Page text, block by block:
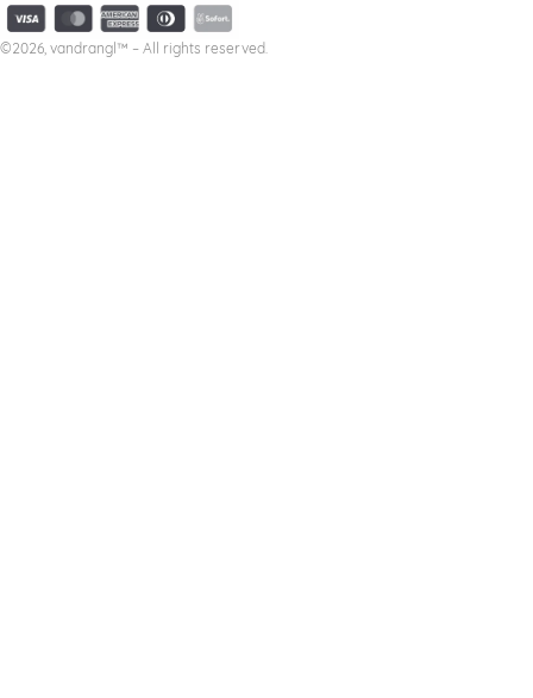
©2026, vandrangl™ – All rights reserved.